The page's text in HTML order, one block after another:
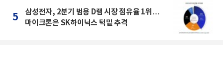
5
삼성전자, 2분기 범용 D램 시장 점유율 1위…
마이크론은 SK하이닉스 턱밑 추격